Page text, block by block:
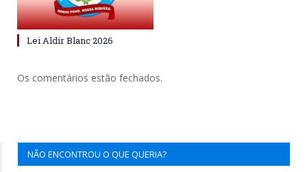
Lei Aldir Blanc 2026
Os comentários estão fechados.
NÃO ENCONTROU O QUE QUERIA?